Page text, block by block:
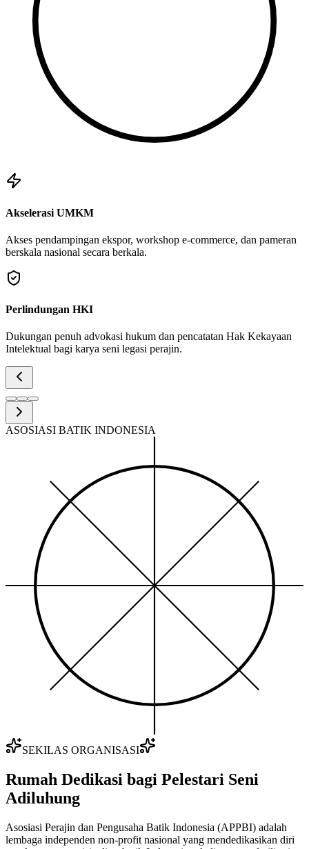
Akselerasi UMKM
Akses pendampingan ekspor, workshop e-commerce, dan pameran
berskala nasional secara berkala.
Perlindungan HKI
Dukungan penuh advokasi hukum dan pencatatan Hak Kekayaan
Intelektual bagi karya seni legasi perajin.
ASOSIASI BATIK INDONESIA
SEKILAS ORGANISASI
Rumah Dedikasi bagi Pelestari Seni
Adiluhung
Asosiasi Perajin dan Pengusaha Batik Indonesia (APPBI) adalah
lembaga independen non-profit nasional yang mendedikasikan diri